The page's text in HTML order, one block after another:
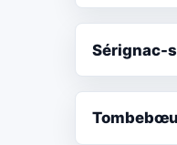
Sérignac-